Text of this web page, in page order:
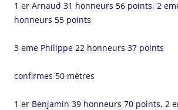
1 er Arnaud 31 honneurs 56 points, 2
honneurs 55 points
3 eme Philippe 22 honneurs 37 points
confirmes 50 mètres
1 er Benjamin 39 honneurs 70 points, 2